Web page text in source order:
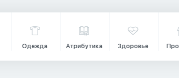
Одежда Атрибутика Здоровье